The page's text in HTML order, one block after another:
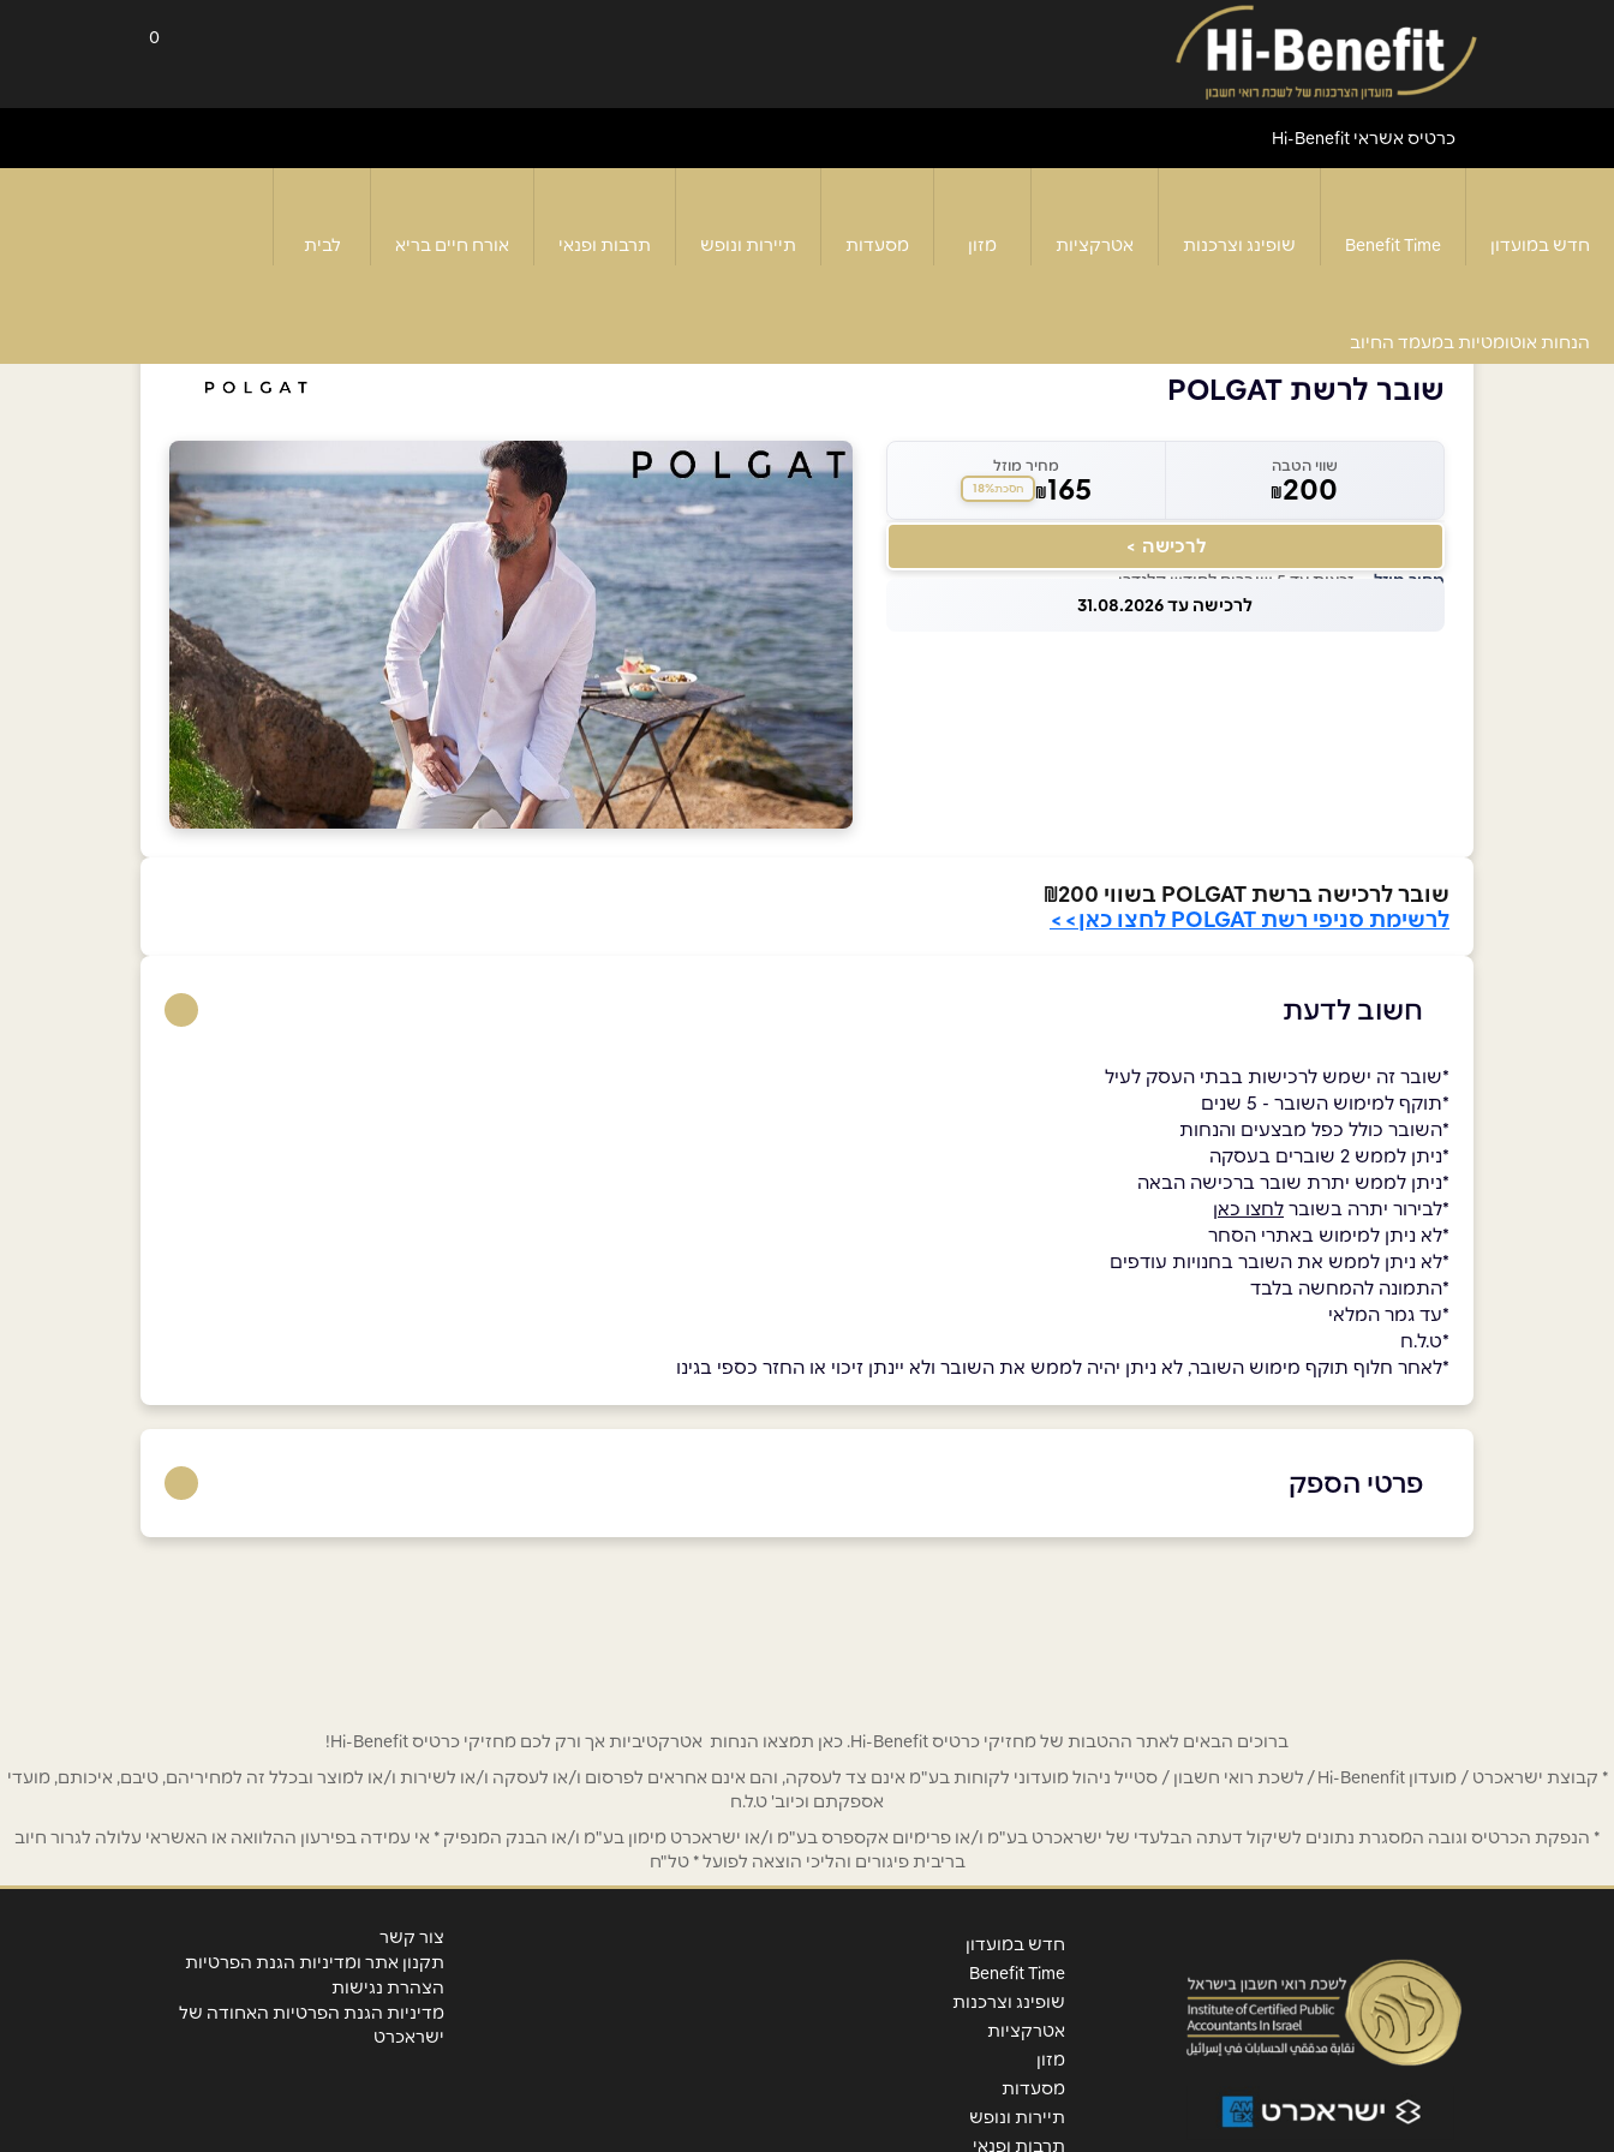
0
כרטיס אשראי Hi-Benefit
חדש במועדון Benefit Time שופינג וצרכנות אטרקציות מזון מסעדות תיירות ונופש תרבות ופנאי אורח חיים בריא לבית
הנחות אוטומטיות במעמד החיוב
שובר לרשת POLGAT
שווי הטבה
₪200
מחיר מוזל
₪165 חסכת18%
לרכישה >
מחיר מוזל — זכאות עד 5 שוברים לחודש קלנדרי
לרכישה עד 31.08.2026
שובר לרכישה ברשת POLGAT בשווי ₪200
לרשימת סניפי רשת POLGAT לחצו כאן>>
חשוב לדעת
*שובר זה ישמש לרכישות בבתי העסק לעיל
*תוקף למימוש השובר - 5 שנים
*השובר כולל כפל מבצעים והנחות
*ניתן לממש 2 שוברים בעסקה
*ניתן לממש יתרת שובר ברכישה הבאה
*לבירור יתרה בשובר לחצו כאן
*לא ניתן למימוש באתרי הסחר
*לא ניתן לממש את השובר בחנויות עודפים
*התמונה להמחשה בלבד
*עד גמר המלאי
*ט.ל.ח
*לאחר חלוף תוקף מימוש השובר, לא ניתן יהיה לממש את השובר ולא יינתן זיכוי או החזר כספי בגינו
פרטי הספק
אימייל*
ברוכים הבאים לאתר ההטבות של מחזיקי כרטיס Hi-Benefit. כאן תמצאו הנחות אטרקטיביות אך ורק לכם מחזיקי כרטיס Hi-Benefit!
* קבוצת ישראכרט / מועדון Hi-Benenfit / לשכת רואי חשבון / סטייל ניהול מועדוני לקוחות בע"מ אינם צד לעסקה, והם אינם אחראים לפרסום ו/או לעסקה ו/או לשירות ו/או למוצר ובכלל זה למחיריהם, טיבם, איכותם, מועדי
אספקתם וכיוב' ט.ל.ח
* הנפקת הכרטיס וגובה המסגרת נתונים לשיקול דעתה הבלעדי של ישראכרט בע"מ ו/או פרימיום אקספרס בע"מ ו/או ישראכרט מימון בע"מ ו/או הבנק המנפיק * אי עמידה בפירעון ההלוואה או האשראי עלולה לגרור חיוב
בריבית פיגורים והליכי הוצאה לפועל * טל"ח
חדש במועדון
Benefit Time
שופינג וצרכנות
אטרקציות
מזון
מסעדות
תיירות ונופש
תרבות ופנאי
צור קשר
תקנון אתר ומדיניות הגנת הפרטיות
הצהרת נגישות
מדיניות הגנת הפרטיות האחודה של
ישראכרט